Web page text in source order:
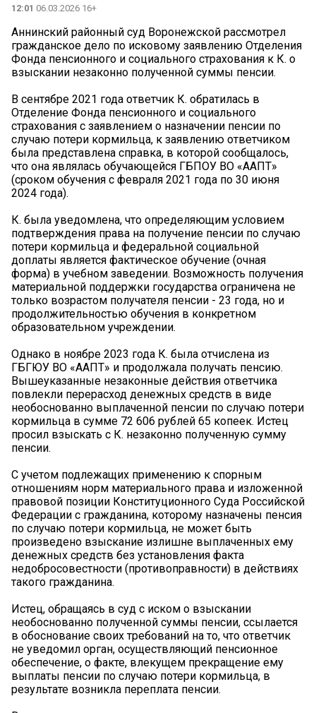
12:01 06.03.2026 16+
Аннинский районный суд Воронежской рассмотрел
гражданское дело по исковому заявлению Отделения
Фонда пенсионного и социального страхования к К. о
взыскании незаконно полученной суммы пенсии.
В сентябре 2021 года ответчик К. обратилась в
Отделение Фонда пенсионного и социального
страхования с заявлением о назначении пенсии по
случаю потери кормильца, к заявлению ответчиком
была представлена справка, в которой сообщалось,
что она являлась обучающейся ГБПОУ ВО «ААПТ»
(сроком обучения с февраля 2021 года по 30 июня
2024 года).
К. была уведомлена, что определяющим условием
подтверждения права на получение пенсии по случаю
потери кормильца и федеральной социальной
доплаты является фактическое обучение (очная
форма) в учебном заведении. Возможность получения
материальной поддержки государства ограничена не
только возрастом получателя пенсии - 23 года, но и
продолжительностью обучения в конкретном
образовательном учреждении.
Однако в ноябре 2023 года К. была отчислена из
ГБГЮУ ВО «ААПТ» и продолжала получать пенсию.
Вышеуказанные незаконные действия ответчика
повлекли перерасход денежных средств в виде
необоснованно выплаченной пенсии по случаю потери
кормильца в сумме 72 606 рублей 65 копеек. Истец
просил взыскать с К. незаконно полученную сумму
пенсии.
С учетом подлежащих применению к спорным
отношениям норм материального права и изложенной
правовой позиции Конституционного Суда Российской
Федерации с гражданина, которому назначены пенсия
по случаю потери кормильца, не может быть
произведено взыскание излишне выплаченных ему
денежных средств без установления факта
недобросовестности (противоправности) в действиях
такого гражданина.
Истец, обращаясь в суд с иском о взыскании
необоснованно полученной суммы пенсии, ссылается
в обоснование своих требований на то, что ответчик
не уведомил орган, осуществляющий пенсионное
обеспечение, о факте, влекущем прекращение ему
выплаты пенсии по случаю потери кормильца, в
результате возникла переплата пенсии.